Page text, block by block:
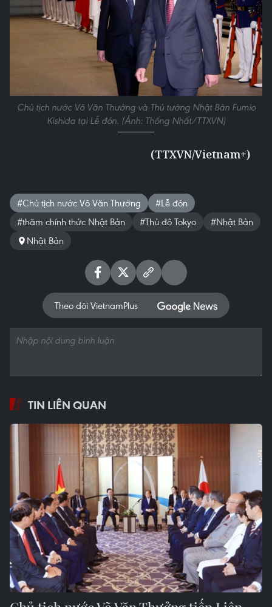
Chủ tịch nước Võ Văn Thưởng và Thủ tướng Nhật Bản Fumio
Kishida tại Lễ đón. (Ảnh: Thống Nhất/TTXVN)
(TTXVN/Vietnam+)
#Chủ tịch nước Võ Văn Thưởng
#Lễ đón
#thăm chính thức Nhật Bản
#Thủ đô Tokyo
#Nhật Bản
Nhật Bản
Theo dõi VietnamPlus
TIN LIÊN QUAN